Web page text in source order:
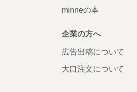
minneの本
企業の方へ
広告出稿について
大口注文について